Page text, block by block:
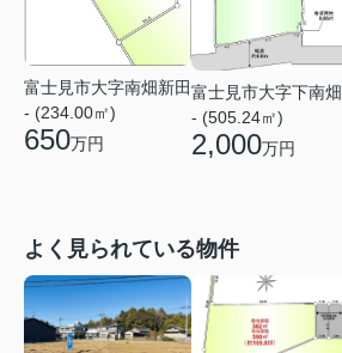
富士見市大字南畑新田
- (234.00㎡)
650万円
富士見市大字下南畑
- (505.24㎡)
2,000万円
よく見られている物件